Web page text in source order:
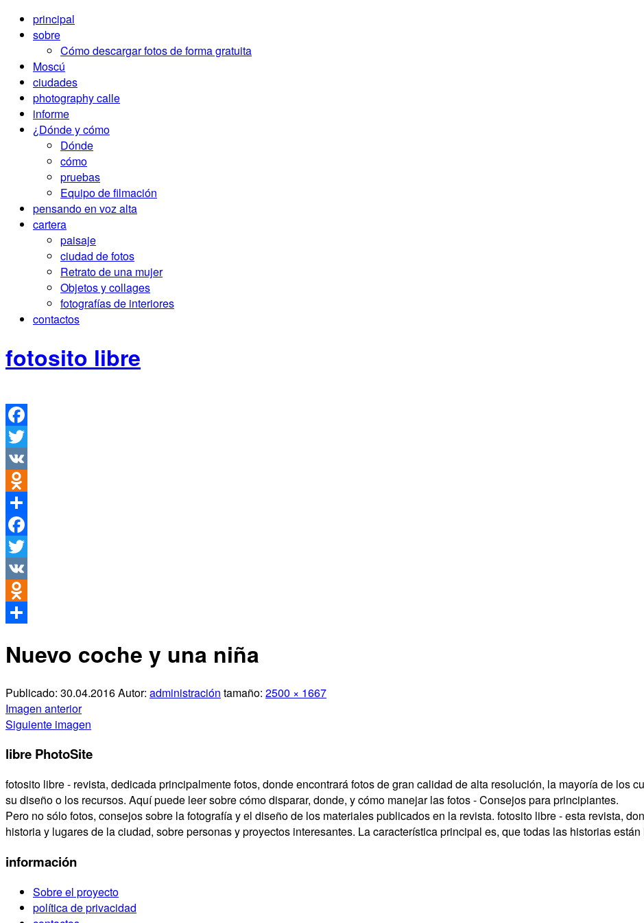
principal
sobre
Cómo descargar fotos de forma gratuita
Moscú
ciudades
photography calle
informe
¿Dónde y cómo
Dónde
cómo
pruebas
Equipo de filmación
pensando en voz alta
cartera
paisaje
ciudad de fotos
Retrato de una mujer
Objetos y collages
fotografías de interiores
contactos
fotosito libre
Facebook
Twitter
VK
Odnoklassniki
Compartir
Facebook
Twitter
VK
Odnoklassniki
Nuevo coche y una niña
Publicado: 30.04.2016Autor: administración tamaño: 2500 × 1667
Imagen anterior
Siguiente imagen
libre PhotoSite
fotosito libre - revista, dedicada principalmente fotos, donde encontrará fotos de gran calidad de alta resolución, la mayoría de los
su diseño o los recursos. Aquí puede leer sobre cómo disparar, donde, y cómo manejar las fotos - Consejos para principiantes.
Pero no sólo fotos, consejos sobre la fotografía y el diseño de los materiales publicados en la revista. fotosito libre - esta revista,
historia y lugares de la ciudad, sobre personas y proyectos interesantes. La característica principal es, que todas las historias
información
Sobre el proyecto
política de privacidad